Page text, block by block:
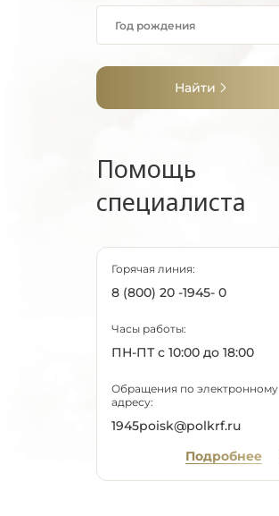
Найти
Помощь
специалиста
Горячая линия:
8 (800) 20 -1945- 0
Часы работы:
ПН-ПТ с 10:00 до 18:00
Обращения по электронному
адресу:
1945poisk@polkrf.ru
Подробнее